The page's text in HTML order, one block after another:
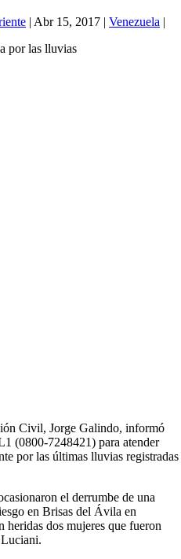
| Abr 15, 2017 | Venezuela |
Civil, Jorge Galindo, informó
(0800-7248421) para atender
por las últimas lluvias registradas
el derrumbe de una
en Brisas del Ávila en
heridas dos mujeres que fueron